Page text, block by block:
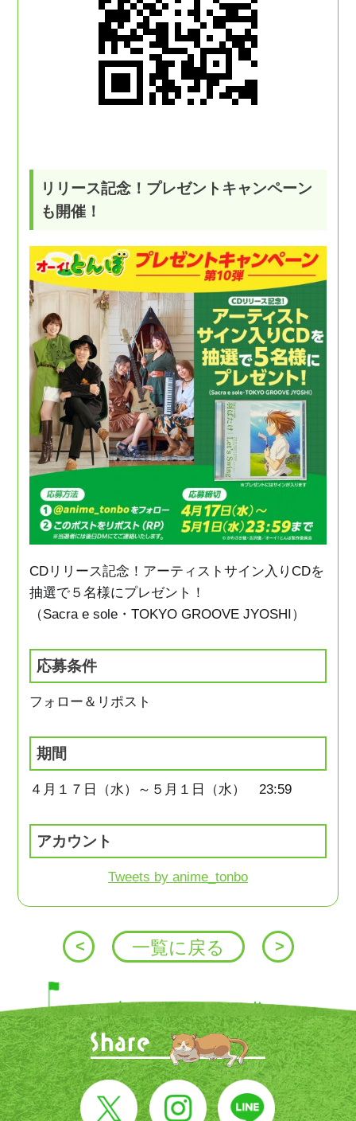
リリース記念！プレゼントキャンペーン
も開催！
CDリリース記念！アーティストサイン入りCDを
抽選で５名様にプレゼント！
（Sacra e sole・TOKYO GROOVE JYOSHI）
応募条件
フォロー＆リポスト
期間
４月１７日（水）～５月１日（水） 23:59
アカウント
Tweets by anime_tonbo
投
ナ
ビ
ゲ
ー
シ
< 一覧に戻る >